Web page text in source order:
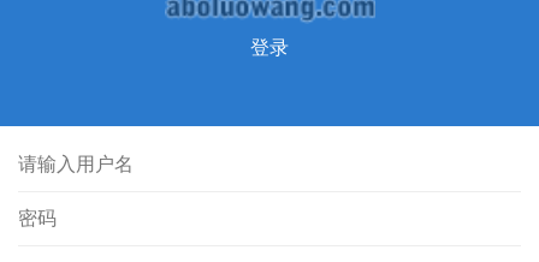
登录